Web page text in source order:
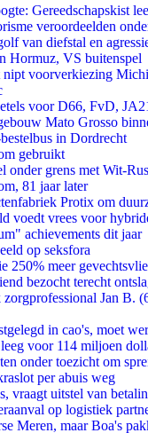
Gereedschapskist
veroordeelden
van diefstal en
Hormuz, VS buitenspel
nipt voorverkiezing
voor D66, FvD,
Mato Grosso
in Dordrecht
gebruikt
grens met Wit-
81 jaar later
Protix om
voedt vrees voor
achievements dit jaar
op seksfora
250% meer
bezocht terecht
Jan B.
in cao's, moet
voor 114 miljoen
onder toezicht om
per abuis weg
vraagt uitstel van
op logistiek
Meren, maar Boa's